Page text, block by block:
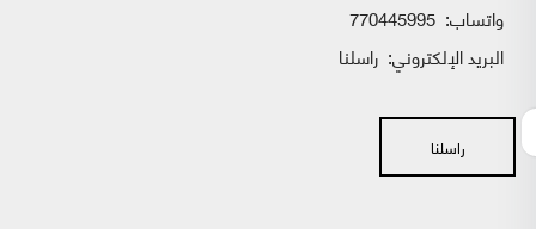
واتساب:
البريد الإلكتروني: راسلنا
راسلنا